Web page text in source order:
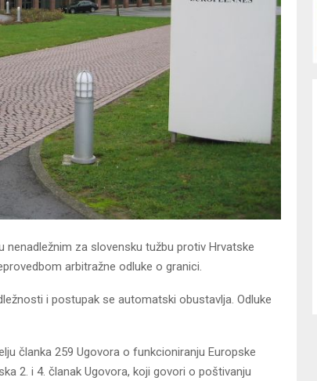
nenadležnim za slovensku tužbu protiv Hrvatske
arbitražne odluke o granici.
i postupak se automatski obustavlja. Odluke
članka 259 Ugovora o funkcioniranju Europske
2. i 4. članak Ugovora, koji govori o poštivanju